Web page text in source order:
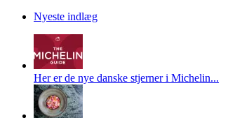
Nyeste indlæg
Her er de nye danske stjerner i Michelin...